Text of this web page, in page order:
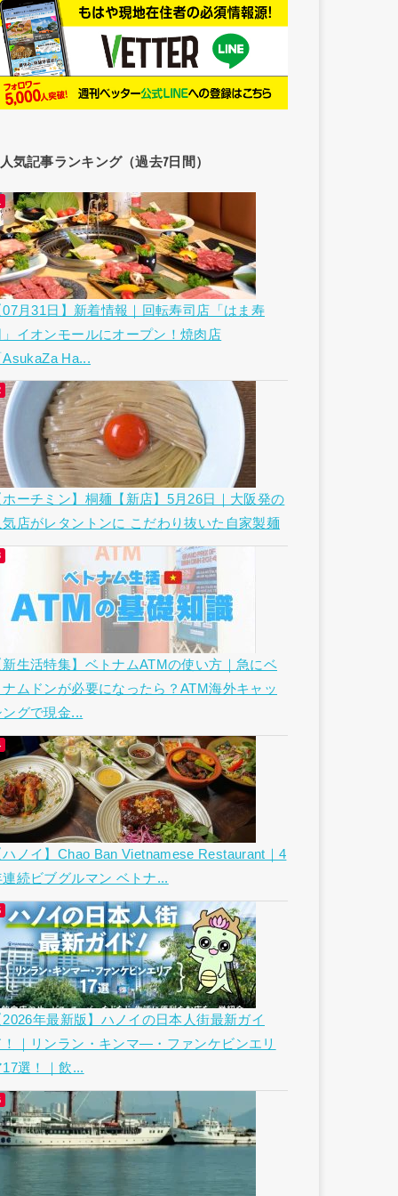
人気記事ランキング（過去7日間）
07月31日】新着情報｜回転寿司店「はま寿
」イオンモールにオープン！焼肉店
AsukaZa Ha...
ホーチミン】桐麺【新店】5月26日｜大阪発の
気店がレタントンに こだわり抜いた自家製麺
新生活特集】ベトナムATMの使い方｜急にベ
ナムドンが必要になったら？ATM海外キャッ
ングで現金...
ハノイ】Chao Ban Vietnamese Restaurant｜4
連続ビブグルマン ベトナ...
2026年最新版】ハノイの日本人街最新ガイ
！｜リンラン・キンマ―・ファンケビンエリ
17選！｜飲...